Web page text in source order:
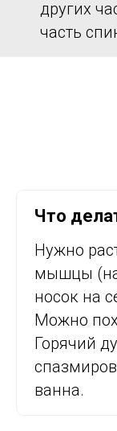
других
часть
Что
Нужно
мышцы
носок на
Можно
Горячий
ванна.